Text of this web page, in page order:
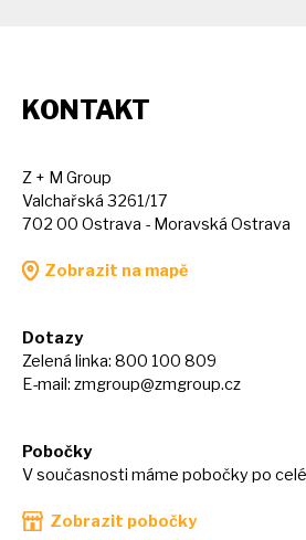
KONTAKT
Z + M Group
Valchařská 3261/17
702 00 Ostrava - Moravská Ostrava
Zobrazit na mapě
Dotazy
Zelená linka: 800 100 809
E-mail: zmgroup@zmgroup.cz
Pobočky
V současnosti máme pobočky po
Zobrazit pobočky